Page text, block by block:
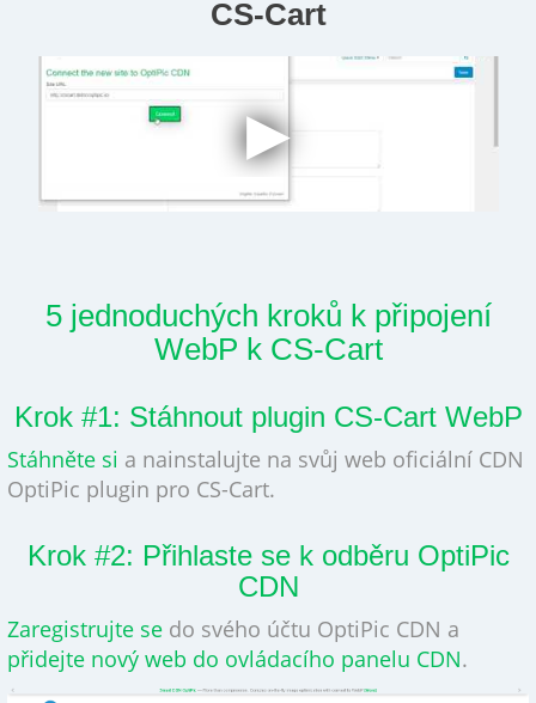
CS-Cart
5 jednoduchých kroků k připojení
WebP k CS-Cart
Krok #1: Stáhnout plugin CS-Cart WebP
Stáhněte si a nainstalujte na svůj web oficiální CDN
OptiPic plugin pro CS-Cart.
Krok #2: Přihlaste se k odběru OptiPic
CDN
Zaregistrujte sedo svého účtu OptiPic CDN a
přidejte nový web do ovládacího panelu CDN.